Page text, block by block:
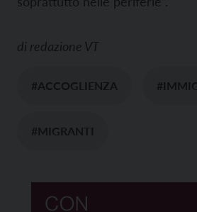
di redazione VT
#ACCOGLIENZA
#MIGRANTI